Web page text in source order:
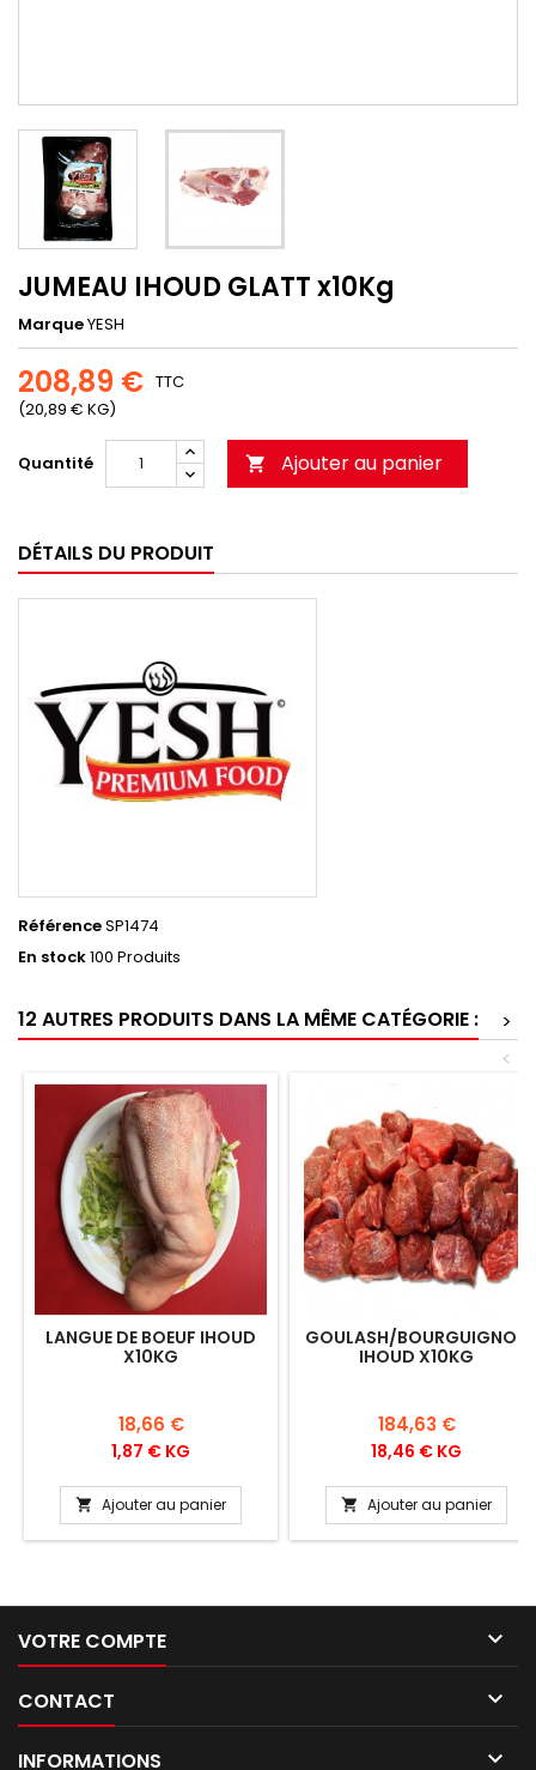
JUMEAU IHOUD GLATT x10Kg
MarqueYESH
208,89 €
(20,89 € KG)
TTC
Quantité  Ajouter au panier
DÉTAILS DU PRODUIT
RéférenceSP1474
En stock100 Produits
12 AUTRES PRODUITS DANS LA MÊME CATÉGORIE :
>
<
LANGUE DE BOEUF IHOUD
X10KG
Prix
18,66 €
1,87 € KG
 Ajouter au panier
GOULASH/BOURGUIGNON
IHOUD X10KG
Prix
184,63 €
18,46 € KG
 Ajouter au panier
VOTRE COMPTE 
CONTACT 
INFORMATIONS 